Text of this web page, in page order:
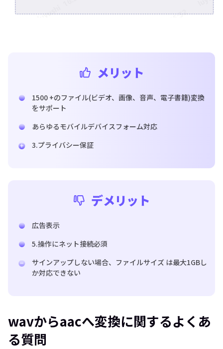
メリット
1500 +のファイル(ビデオ、画像、音声、電子書籍)変換
をサポート
あらゆるモバイルデバイスフォーム対応
3.プライバシー保証
デメリット
広告表示
5.操作にネット接続必須
サインアップしない場合、ファイルサイズ は最大1GBし
か対応できない
wavからaacへ変換に関するよくあ
る質問